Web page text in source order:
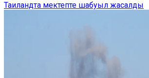
Таиландта мектепте шабуыл жасалды